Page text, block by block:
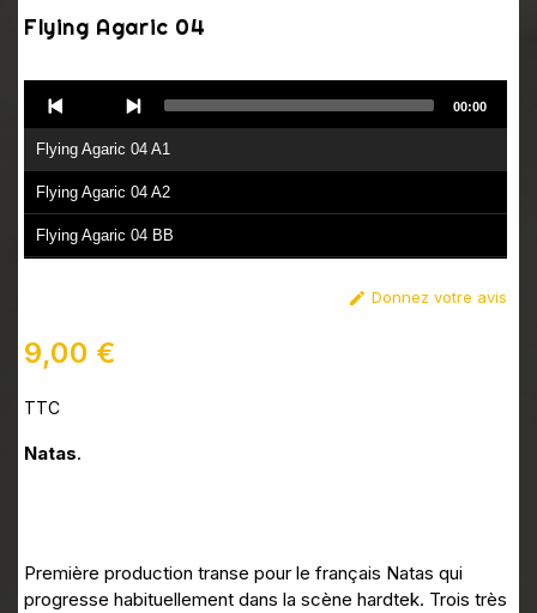
Flying Agaric 04
Player
Flying Agaric 04 A1
Flying Agaric 04 A2
Flying Agaric 04 BB
00:00
 Donnez votre avis
9,00 €
TTC
Natas.
Première production transe pour le français Natas qui
progresse habituellement dans la scène hardtek. Trois très